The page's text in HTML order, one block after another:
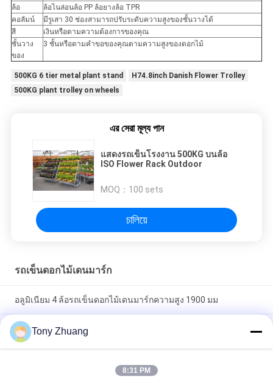
ล้อ
ล้อไนล่อนล้อ PP ล้อยางล้อ TPR
คอลัมน์
มีรูเสา 30 ช่องสามารถปรับระดับความสูงของชั้นวางได้
สี
เงินหรือตามความต้องการของคุณ
ชั้นวาง
ของ
3 ชั้นหรือตามคำขอของคุณตามความสูงของดอกไม้
500KG 6 tier metal plant stand
H74.8inch Danish Flower Trolley
500KG plant trolley on wheels
এর সেরা মূল্য পান
แสดงรถเข็นโรงงาน 500KG บนล้อ
ISO Flower Rack Outdoor
MOQ： 100 sets
চালিয়ে
รถเข็นดอกไม้เดนมาร์ก
อลูมิเนียม 4 ล้อรถเข็นดอกไม้เดนมาร์กความสูง 1900 มม
ไม้อัดเหล็กเหล็กรถเข็นโรงงานเดนมาร์ก, ชั้นวางกระถางดอกไม้
500kgs พร้อมล้อ 4 ล้อ
รถเข็นดอกไม้มือถือ 30 หลุมเดนมาร์ก H74.8 นิ้วรถเข็นดอกไม้
Tony Zhuang
8:31 PM